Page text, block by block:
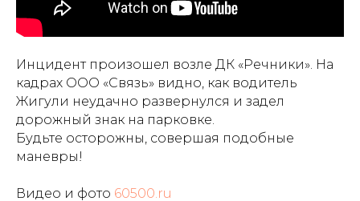
Инцидент произошел возле ДК «Речники». На
кадрах ООО «Связь» видно, как водитель
Жигули неудачно развернулся и задел
дорожный знак на парковке.
Будьте осторожны, совершая подобные
маневры!
Видео и фото 60500.ru